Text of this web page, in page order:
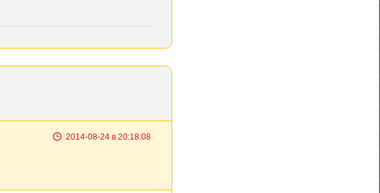
2014-08-24 в 20:18:08